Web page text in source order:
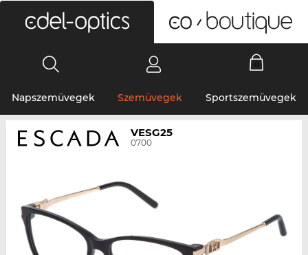
Napszemüvegek Szemüvegek Sportszemüvegek
VESG25
0700